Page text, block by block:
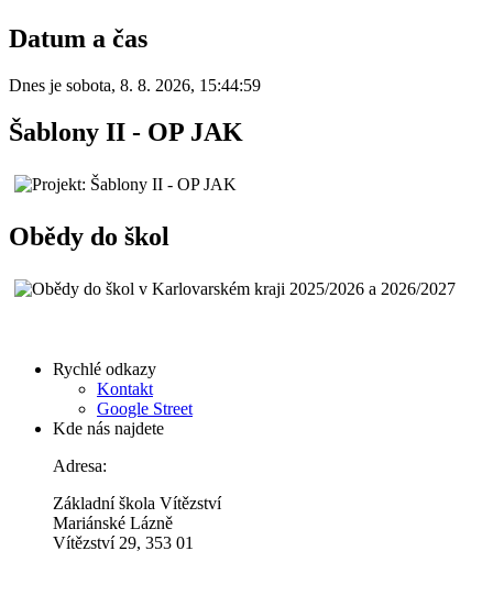
Datum a čas
Dnes je sobota, 8. 8. 2026, 15:44:59
Šablony II - OP JAK
Obědy do škol
Rychlé odkazy
Kontakt
Google Street
Kde nás najdete
Adresa:
Základní škola Vítězství
Mariánské Lázně
Vítězství 29, 353 01